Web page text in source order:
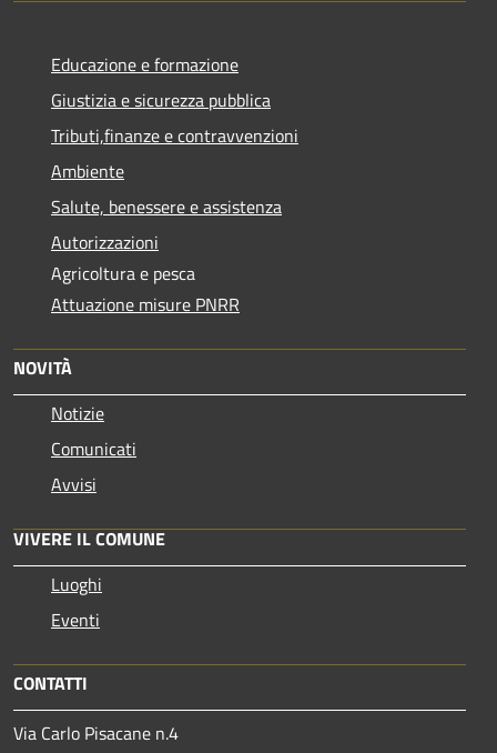
Educazione e formazione
Giustizia e sicurezza pubblica
Tributi,finanze e contravvenzioni
Ambiente
Salute, benessere e assistenza
Autorizzazioni
Agricoltura e pesca
Attuazione misure PNRR
NOVITÀ
Notizie
Comunicati
Avvisi
VIVERE IL COMUNE
Luoghi
Eventi
CONTATTI
Via Carlo Pisacane n.4